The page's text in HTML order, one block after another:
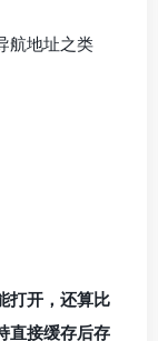
航地址之类
打开，还算比
直接缓存后存